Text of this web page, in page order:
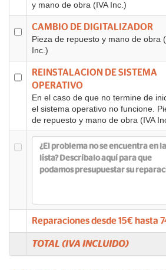
y mano de obra (IVA Inc.)
CAMBIO DE DIGITALIZADOR
Pieza de repuesto y mano de obra
Inc.)
REINSTALACION DE SISTEMA
OPERATIVO
En el caso de que no termine de
el sistema operativo no funcione.
de repuesto y mano de obra (IVA
Reparaciones desde15€ hasta
TOTAL (IVA INCLUIDO)